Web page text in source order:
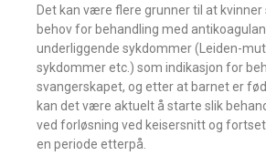
Det kan være flere grunner til at
behov for behandling med
underliggende sykdommer (Leiden-
sykdommer etc.) som indikasjon for
svangerskapet, og etter at barnet er
kan det være aktuelt å starte slik
ved forløsning ved keisersnitt og
en periode etterpå.